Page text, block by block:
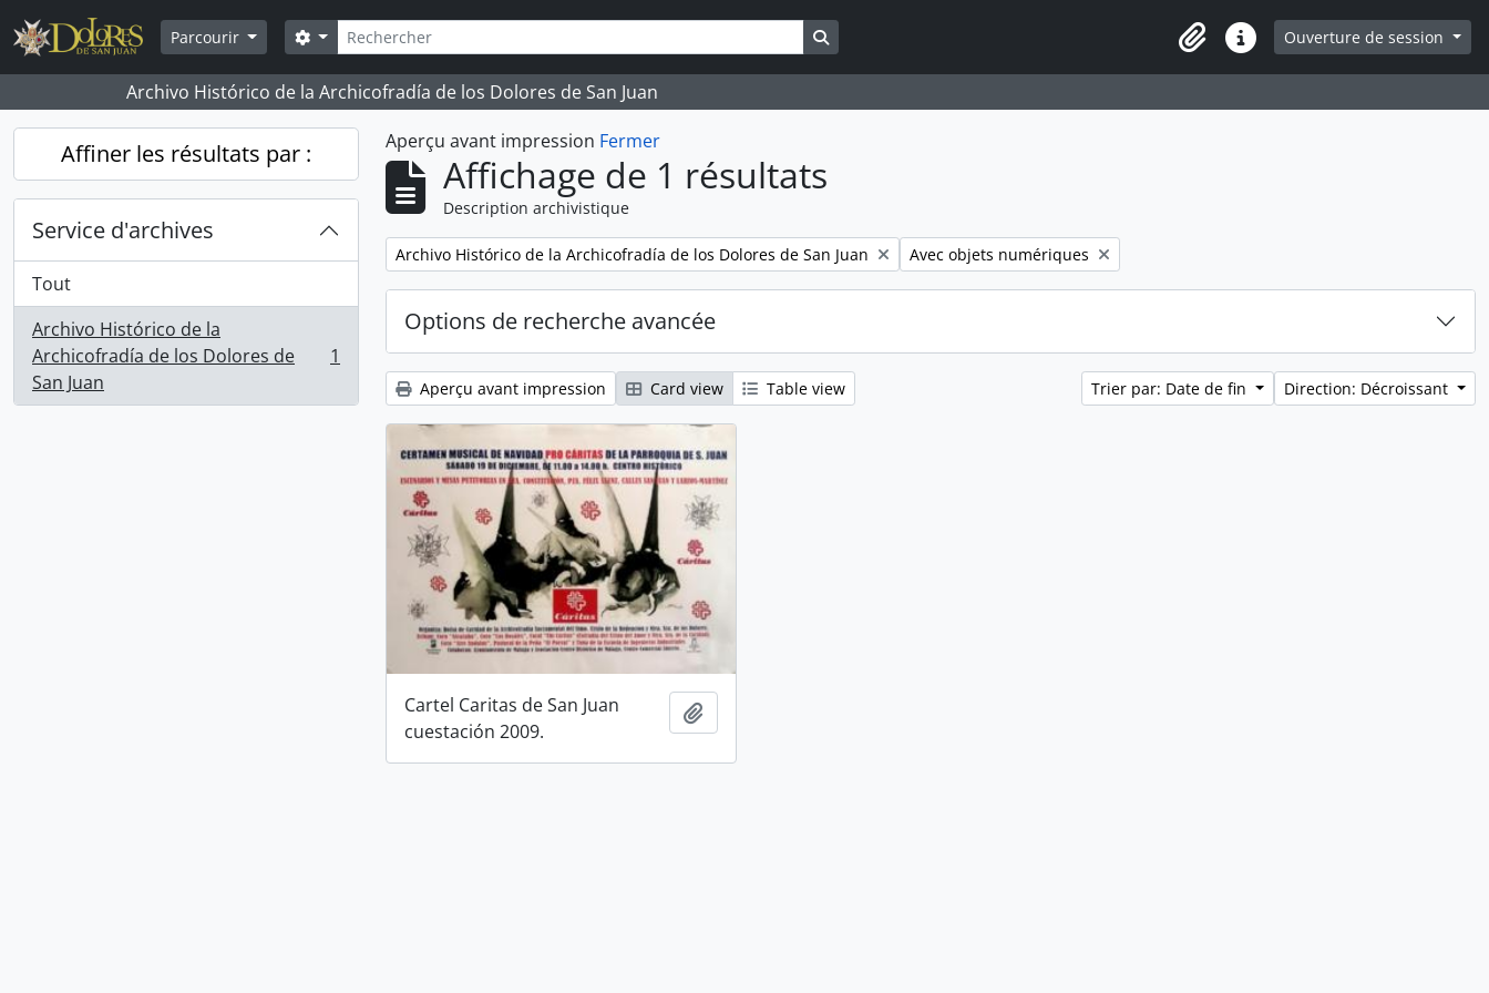
Skip to main content
Parcourir
Rechercher
Search options Search in browse page
Presse-papier
Liens rapidesOuverture de session
Archivo Histórico de la Archicofradía de los Dolores de San Juan
Affiner les résultats par :
Service d'archives
Tout
Archivo Histórico de la
Archicofradía de los Dolores de
San Juan
, 1 résultats 1
Aperçu avant impression Fermer
Affichage de 1 résultats
Description archivistique
Remove filter:
Archivo Histórico de la Archicofradía de los Dolores de San Juan Remove filter:
Avec objets numériques
Options de recherche avancée
Aperçu avant impression Card view Table view Trier par: Date de fin Direction: Décroissant
Cartel Caritas de San Juan
cuestación 2009.